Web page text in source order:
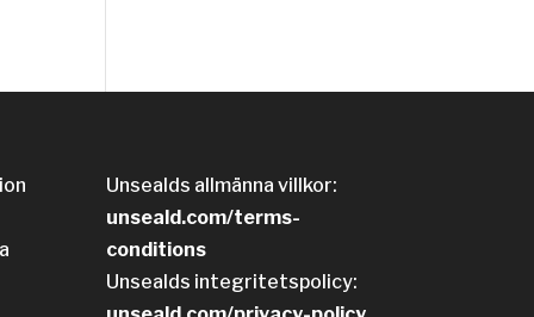
Unsealds allmänna villkor:
unseald.com/terms-
conditions
Unsealds integritetspolicy: